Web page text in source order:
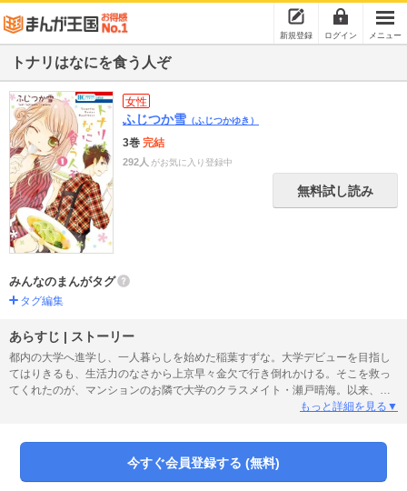
新規登録 ログイン メニュー
トナリはなにを食う人ぞ
女性
ふじつか雪 （ふじつかゆき）
3巻 完結
292人 がお気に入り登録中
無料試し読み
みんなのまんがタグ
タグ編集
あらすじ | ストーリー
都内の大学へ進学し、一人暮らしを始めた稲葉すずな。大学デビューを目指し
てはりきるも、生活力のなさから上京早々金欠で行き倒れかける。そこを救っ
てくれたのが、マンションのお隣で大学のクラスメイト・瀬戸晴海。以来、す
もっと詳細を見る▼
今すぐ会員登録する (無料)